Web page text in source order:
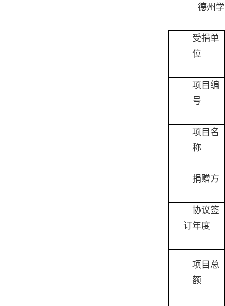
德州
受捐单
位
项目编
号
项目名
称
捐赠方
协议签
订年度
项目总
额